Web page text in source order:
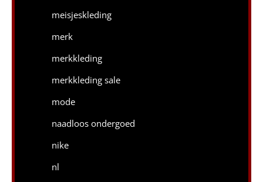
meisjeskleding
merk
merkkleding
merkkleding sale
mode
naadloos ondergoed
nike
nl